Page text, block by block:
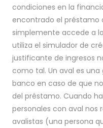
condiciones en la
encontrado el préstamo
simplemente accede a
utiliza el simulador de
justificante de ingresos
como tal. Un aval es
banco en caso de que
del préstamo. Cuando
personales con aval nos
avalistas (una persona